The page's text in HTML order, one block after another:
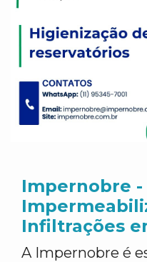
Impernobre -
Infiltrações
A Impernobre é